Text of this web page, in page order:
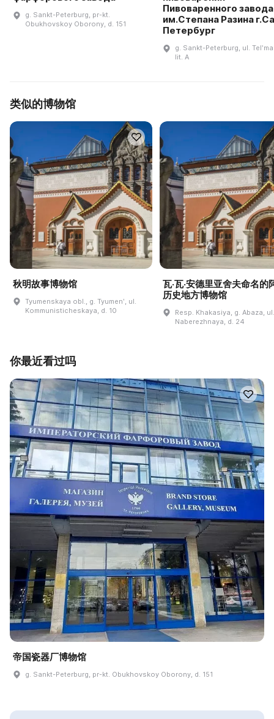
g. Sankt-Peterburg, pr-kt.
Obukhovskoy Oborony, d. 151
Пивоваренного завода
им.Степана Разина
Петербург
g. Sankt-Peterburg, ul.
lit. A
类似的博物馆
秋明故事博物馆
Tyumenskaya obl., g. Tyumenʹ, ul.
Kommunisticheskaya, d. 10
瓦·瓦·安德里亚舍夫命名的
历史地方博物馆
Resp. Khakasiya, g. Abaza, ul.
Naberezhnaya, d. 24
你最近看过吗
帝国瓷器厂博物馆
g. Sankt-Peterburg, pr-kt. Obukhovskoy Oborony, d. 151